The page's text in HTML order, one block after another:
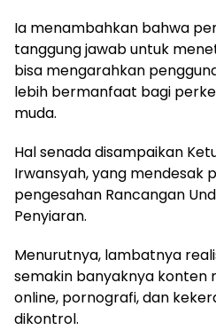
Ia menambahkan bahwa
tanggung jawab untuk
bisa mengarahkan
lebih bermanfaat bagi
muda.
Hal senada disampaikan
Irwansyah, yang mendesak
pengesahan Rancangan
Penyiaran.
Menurutnya, lambatnya
semakin banyaknya konten
online, pornografi, dan
dikontrol.